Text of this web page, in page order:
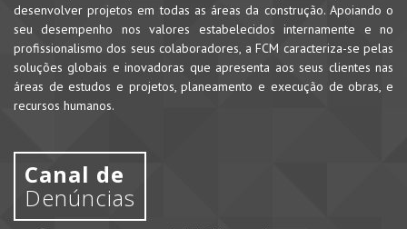
desenvolver projetos em todas as áreas da construção. Apoiando o
seu desempenho nos valores estabelecidos internamente e no
profissionalismo dos seus colaboradores, a FCM caracteriza-se pelas
soluções globais e inovadoras que apresenta aos seus clientes nas
áreas de estudos e projetos, planeamento e execução de obras, e
recursos humanos.
Canal de
Denúncias